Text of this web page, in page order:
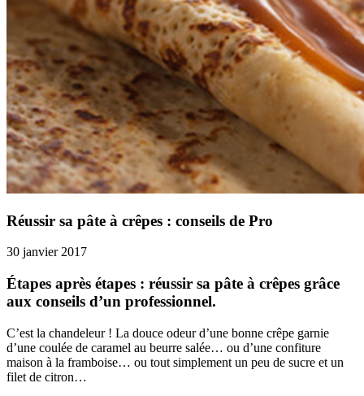
Réussir sa pâte à crêpes : conseils de Pro
30 janvier 2017
Étapes après étapes : réussir sa pâte à crêpes grâce
aux conseils d’un professionnel.
C’est la chandeleur ! La douce odeur d’une bonne crêpe garnie
d’une coulée de caramel au beurre salée… ou d’une confiture
maison à la framboise… ou tout simplement un peu de sucre et un
filet de citron…